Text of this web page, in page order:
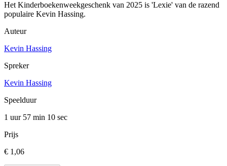
Het Kinderboekenweekgeschenk van 2025 is 'Lexie' van de razend
populaire Kevin Hassing.
Auteur
Kevin Hassing
Spreker
Kevin Hassing
Speelduur
1 uur 57 min 10 sec
Prijs
€ 1,06